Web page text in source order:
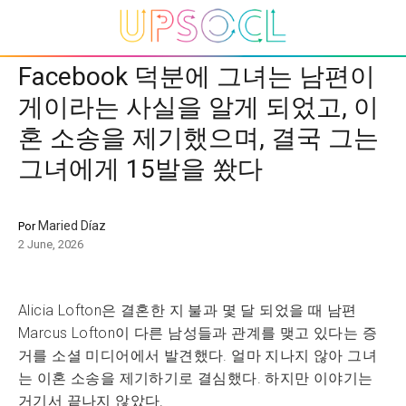
Facebook 덕분에 그녀는 남편이
게이라는 사실을 알게 되었고, 이
혼 소송을 제기했으며, 결국 그는
그녀에게 15발을 쐈다
Por Maried Díaz
2 June, 2026
Alicia Lofton은 결혼한 지 불과 몇 달 되었을 때 남편
Marcus Lofton이 다른 남성들과 관계를 맺고 있다는 증
거를 소셜 미디어에서 발견했다. 얼마 지나지 않아 그녀
는 이혼 소송을 제기하기로 결심했다. 하지만 이야기는
거기서 끝나지 않았다.